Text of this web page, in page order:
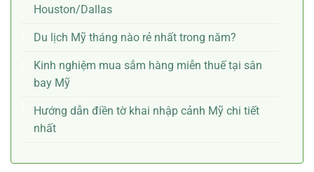
Houston/Dallas
Du lịch Mỹ tháng nào rẻ nhất trong năm?
Kinh nghiệm mua sắm hàng miễn thuế tại sân
bay Mỹ
Hướng dẫn điền tờ khai nhập cảnh Mỹ chi tiết
nhất